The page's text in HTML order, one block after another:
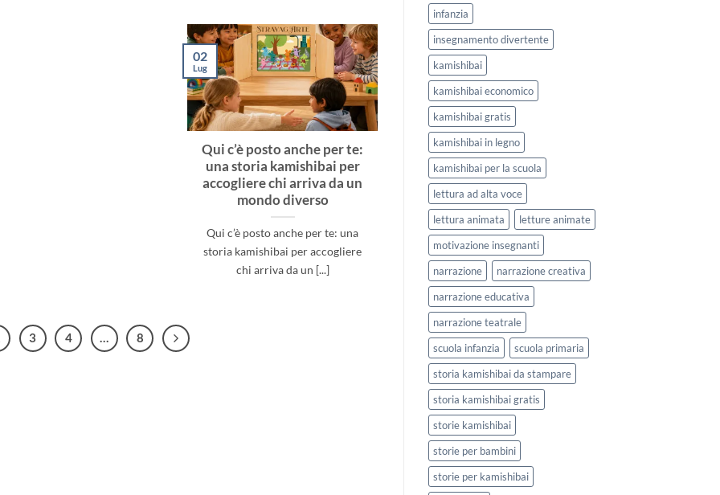
Qui c’è posto anche per te:
una storia kamishibai per
accogliere chi arriva da un
mondo diverso
Qui c’è posto anche per te: una
storia kamishibai per accogliere
chi arriva da un [...]
02
Lug
3 4 … 8
infanzia
insegnamento divertente
kamishibai
kamishibai economico
kamishibai gratis
kamishibai in legno
kamishibai per la scuola
lettura ad alta voce
lettura animata
letture animate
motivazione insegnanti
narrazione
narrazione creativa
narrazione educativa
narrazione teatrale
scuola infanzia
scuola primaria
storia kamishibai da stampare
storia kamishibai gratis
storie kamishibai
storie per bambini
storie per kamishibai